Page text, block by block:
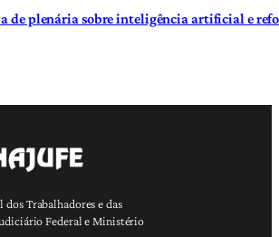
de plenária sobre inteligência artificial e
dos Trabalhadores e das
Federal e Ministério